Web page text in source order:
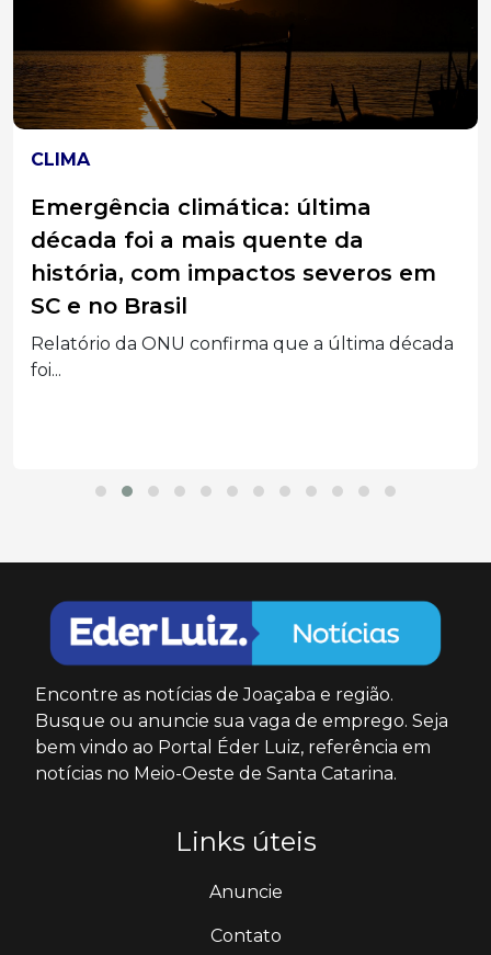
CLIMA
Emergência climática: última
década foi a mais quente da
história, com impactos severos em
SC e no Brasil
Relatório da ONU confirma que a última década
foi...
Encontre as notícias de Joaçaba e região.
Busque ou anuncie sua vaga de emprego. Seja
bem vindo ao Portal Éder Luiz, referência em
notícias no Meio-Oeste de Santa Catarina.
Links úteis
Anuncie
Contato